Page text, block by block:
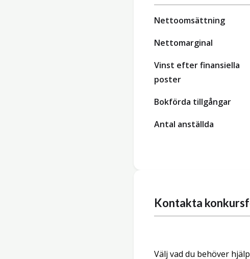
Nettoomsättning
Nettomarginal
Vinst efter finansiella
poster
Bokförda tillgångar
Antal anställda
Kontakta
Välj vad du behöver